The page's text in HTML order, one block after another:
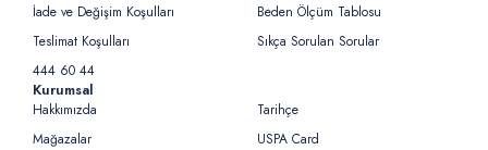
İade ve Değişim Koşulları
Beden Ölçüm Tablosu
Teslimat Koşulları
Sıkça Sorulan Sorular
444 60 44
Kurumsal
Hakkımızda
Tarihçe
Mağazalar
USPA Card